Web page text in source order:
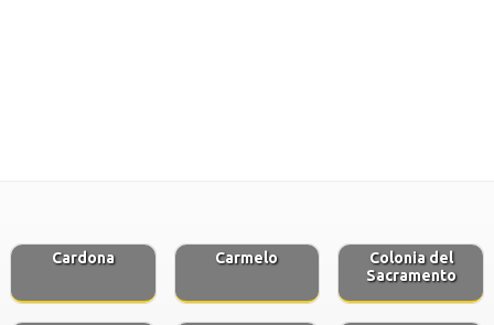
Cardona Carmelo
Colonia del
Sacramento